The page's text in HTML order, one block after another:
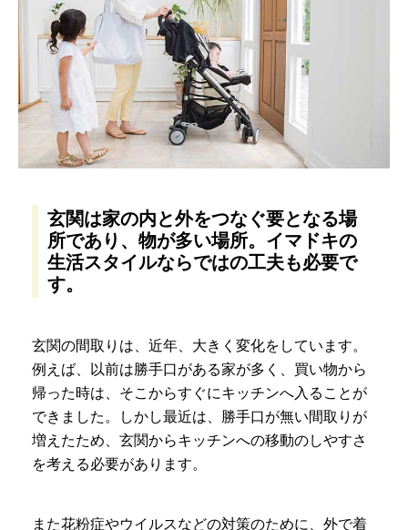
玄関は家の内と外をつなぐ要となる場
所であり、物が多い場所。イマドキの
生活スタイルならではの工夫も必要で
す。
玄関の間取りは、近年、大きく変化をしています。
例えば、以前は勝手口がある家が多く、買い物から
帰った時は、そこからすぐにキッチンへ入ることが
できました。しかし最近は、勝手口が無い間取りが
増えたため、玄関からキッチンへの移動のしやすさ
を考える必要があります。
また花粉症やウイルスなどの対策のために、外で着